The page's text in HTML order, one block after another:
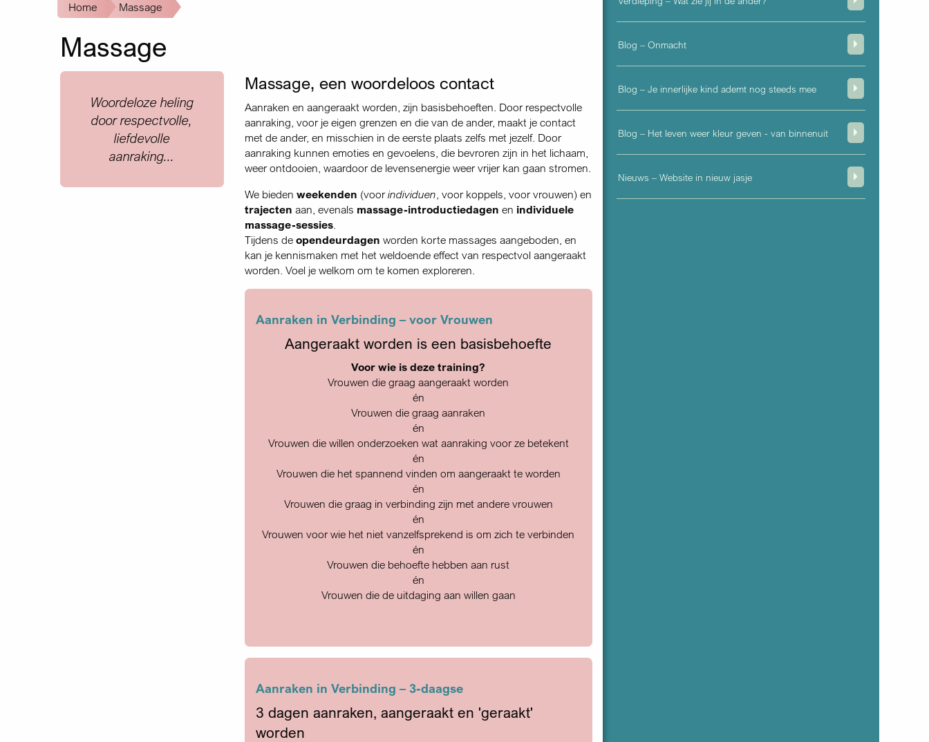
Kruimelpad
Home Massage
Massage
Quote
Woordeloze heling
door respectvolle,
liefdevolle
aanraking...
Massage, een woordeloos contact
Aanraken en aangeraakt worden, zijn basisbehoeften. Door respectvolle
aanraking, voor je eigen grenzen en die van de ander, maakt je contact
met de ander, en misschien in de eerste plaats zelfs met jezelf. Door
aanraking kunnen emoties en gevoelens, die bevroren zijn in het lichaam,
weer ontdooien, waardoor de levensenergie weer vrijer kan gaan stromen.
We bieden weekenden (voorindividuen, voor koppels, voor vrouwen) en
trajecten aan, evenals massage-introductiedagen en individuele
massage-sessies.
Tijdens de opendeurdagen worden korte massages aangeboden, en
kan je kennismaken met het weldoende effect van respectvol aangeraakt
worden. Voel je welkom om te komen exploreren.
Aanraken in Verbinding – voor Vrouwen
Aangeraakt worden is een basisbehoefte
Voor wie is deze training?
Vrouwen die graag aangeraakt worden
én
Vrouwen die graag aanraken
én
Vrouwen die willen onderzoeken wat aanraking voor ze betekent
én
Vrouwen die het spannend vinden om aangeraakt te worden
én
Vrouwen die graag in verbinding zijn met andere vrouwen
én
Vrouwen voor wie het niet vanzelfsprekend is om zich te verbinden
én
Vrouwen die behoefte hebben aan rust
én
Vrouwen die de uitdaging aan willen gaan
Aanraken in Verbinding – 3-daagse
3 dagen aanraken, aangeraakt en 'geraakt'
worden
Blog – Onmacht
Blog – Je innerlijke kind ademt nog steeds mee
Blog – Het leven weer kleur geven - van binnenuit
Nieuws – Website in nieuw jasje